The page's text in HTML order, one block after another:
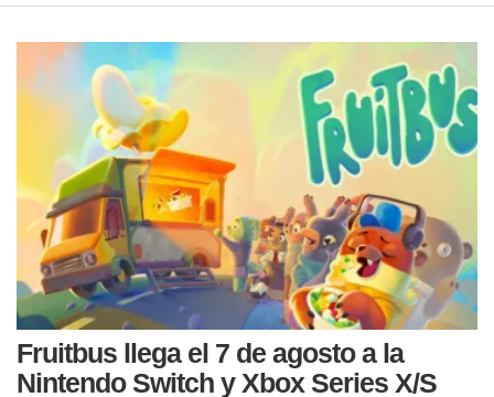
Fruitbus llega el 7 de agosto a la
Nintendo Switch y Xbox Series X/S